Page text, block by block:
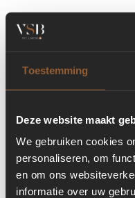
Toestemming
Deze website maakt
We gebruiken cookies
personaliseren, om
en om ons
informatie over uw